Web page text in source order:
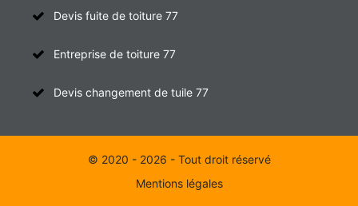
Devis fuite de toiture 77
Entreprise de toiture 77
Devis changement de tuile 77
© 2020 - 2026 - Tout droit réservé
Mentions légales